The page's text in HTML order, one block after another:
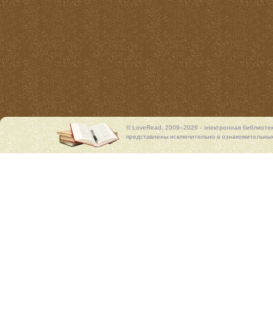
© LoveRead, 2009–2026 - электронная
представлены исключительно в